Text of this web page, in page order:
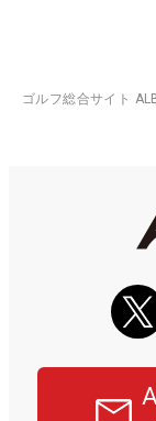
ゴルフ総合サイト